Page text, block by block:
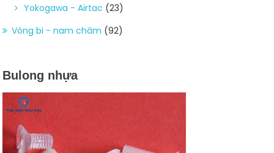
Yokogawa - Airtac (23)
Vòng bi - nam châm (92)
Bulong nhựa